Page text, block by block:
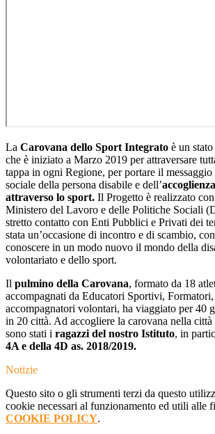
La Carovana dello Sport Integrato è un
che è iniziato a Marzo 2019 per attraversare
tappa in ogni Regione, per portare il messaggio
sociale della persona disabile e dell’
attraverso lo sport. Il Progetto è realizzato
Ministero del Lavoro e delle Politiche Sociali
stretto contatto con Enti Pubblici e Privati dei
stata un’occasione di incontro e di scambio,
conoscere in un modo nuovo il mondo della
volontariato e dello sport.
Il pulmino della Carovana, formato da 18
accompagnati da Educatori Sportivi,
accompagnatori volontari, ha viaggiato per 40
in 20 città. Ad accogliere la carovana nella
sono stati i ragazzi del nostro Istituto, in
4A e della 4D as. 2018/2019.
Notizie
Questo sito o gli strumenti terzi da questo
cookie necessari al funzionamento ed utili alle
COOKIE POLICY.